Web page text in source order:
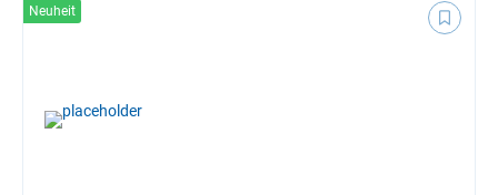
Neuheit